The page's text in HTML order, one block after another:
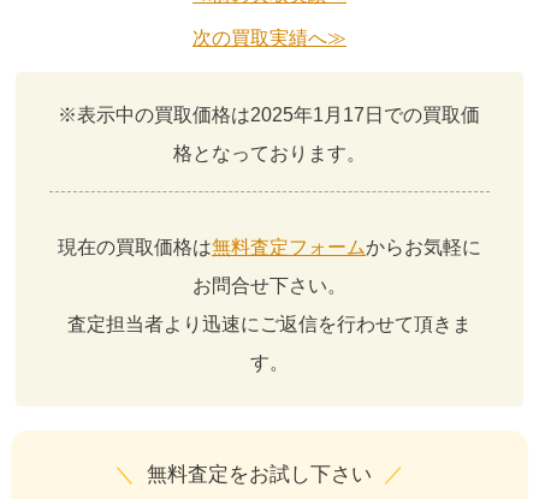
次の買取実績へ≫
※表示中の買取価格は2025年1月17日での買取価
格となっております。
現在の買取価格は無料査定フォームからお気軽に
お問合せ下さい。
査定担当者より迅速にご返信を行わせて頂きま
す。
＼ 無料査定をお試し下さい ／